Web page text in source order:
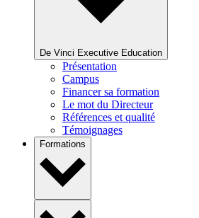
De Vinci Executive Education
Présentation
Campus
Financer sa formation
Le mot du Directeur
Références et qualité
Témoignages
Formations